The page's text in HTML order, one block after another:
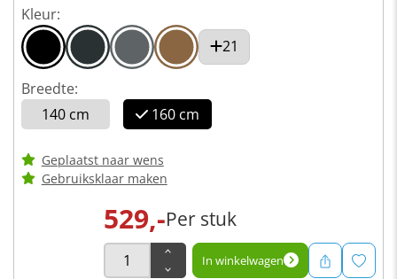
Kleur:
21
Breedte:
140 cm
160 cm
Geplaatst naar wens
Gebruiksklaar maken
529,-Per stuk
In winkelwagen